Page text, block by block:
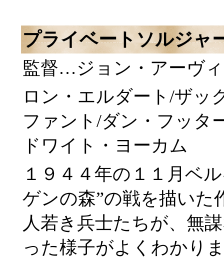
プライベートソルジャ
監督…ジョン・アーヴ
ロン・エルダート/ザッ
ファント/ダン・フッタ
ドワイト・ヨーカム
１９４４年の１１月ベ
ゲンの森”の戦を描いた
人若き兵士たちが、無
った様子がよくわかり